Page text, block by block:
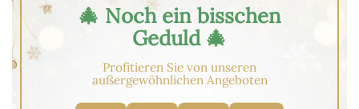
🎄 Noch ein bisschen
Geduld 🎄
Profitieren Sie von unseren
außergewöhnlichen Angeboten